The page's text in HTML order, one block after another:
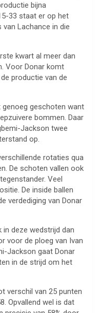
bijna
33 staat er op het
Lachance in die
kwart al meer dan
Voor Donar komt
productie van de
geschoten want
bommen. Daar
Jackson twee
op.
rotaties qua
De schoten vallen ook
Veel
De inside ballen
verdediging van Donar
deze wedstrijd dan
voor de ploeg van Ivan
Jackson gaat Donar
in de strijd om het
verschil van 25 punten
Opvallend wel is dat